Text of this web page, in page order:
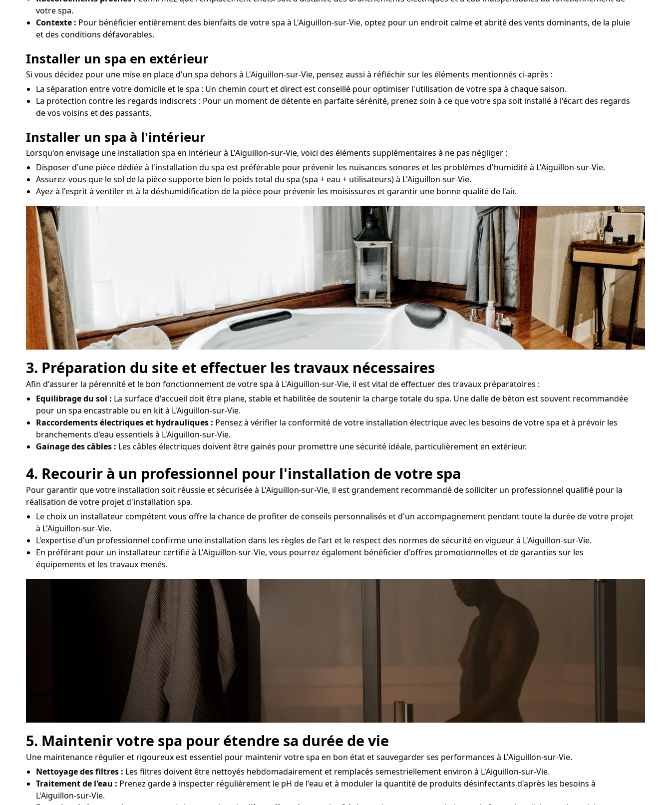
votre spa.
Contexte : Pour bénéficier entièrement des bienfaits de votre spa à L'Aiguillon-sur-Vie, optez pour un endroit calme et abrité des vents dominants, de la pluie
et des conditions défavorables.
Installer un spa en extérieur
Si vous décidez pour une mise en place d'un spa dehors à L'Aiguillon-sur-Vie, pensez aussi à réfléchir sur les éléments mentionnés ci-après :
La séparation entre votre domicile et le spa : Un chemin court et direct est conseillé pour optimiser l'utilisation de votre spa à chaque saison.
La protection contre les regards indiscrets : Pour un moment de détente en parfaite sérénité, prenez soin à ce que votre spa soit installé à l'écart des regards
de vos voisins et des passants.
Installer un spa à l'intérieur
Lorsqu'on envisage une installation spa en intérieur à L'Aiguillon-sur-Vie, voici des éléments supplémentaires à ne pas négliger :
Disposer d'une pièce dédiée à l'installation du spa est préférable pour prévenir les nuisances sonores et les problèmes d'humidité à L'Aiguillon-sur-Vie.
Assurez-vous que le sol de la pièce supporte bien le poids total du spa (spa + eau + utilisateurs) à L'Aiguillon-sur-Vie.
Ayez à l'esprit à ventiler et à la déshumidification de la pièce pour prévenir les moisissures et garantir une bonne qualité de l'air.
3. Préparation du site et effectuer les travaux nécessaires
Afin d'assurer la pérennité et le bon fonctionnement de votre spa à L'Aiguillon-sur-Vie, il est vital de effectuer des travaux préparatoires :
Equilibrage du sol : La surface d'accueil doit être plane, stable et habilitée de soutenir la charge totale du spa. Une dalle de béton est souvent recommandée
pour un spa encastrable ou en kit à L'Aiguillon-sur-Vie.
Raccordements électriques et hydrauliques : Pensez à vérifier la conformité de votre installation électrique avec les besoins de votre spa et à prévoir les
branchements d'eau essentiels à L'Aiguillon-sur-Vie.
Gainage des câbles : Les câbles électriques doivent être gainés pour promettre une sécurité idéale, particulièrement en extérieur.
4. Recourir à un professionnel pour l'installation de votre spa
Pour garantir que votre installation soit réussie et sécurisée à L'Aiguillon-sur-Vie, il est grandement recommandé de solliciter un professionnel qualifié pour la
réalisation de votre projet d'installation spa.
Le choix un installateur compétent vous offre la chance de profiter de conseils personnalisés et d'un accompagnement pendant toute la durée de votre projet
à L'Aiguillon-sur-Vie.
L'expertise d'un professionnel confirme une installation dans les règles de l'art et le respect des normes de sécurité en vigueur à L'Aiguillon-sur-Vie.
En préférant pour un installateur certifié à L'Aiguillon-sur-Vie, vous pourrez également bénéficier d'offres promotionnelles et de garanties sur les
équipements et les travaux menés.
5. Maintenir votre spa pour étendre sa durée de vie
Une maintenance régulier et rigoureux est essentiel pour maintenir votre spa en bon état et sauvegarder ses performances à L'Aiguillon-sur-Vie.
Nettoyage des filtres : Les filtres doivent être nettoyés hebdomadairement et remplacés semestriellement environ à L'Aiguillon-sur-Vie.
Traitement de l'eau : Prenez garde à inspecter régulièrement le pH de l'eau et à moduler la quantité de produits désinfectants d'après les besoins à
L'Aiguillon-sur-Vie.